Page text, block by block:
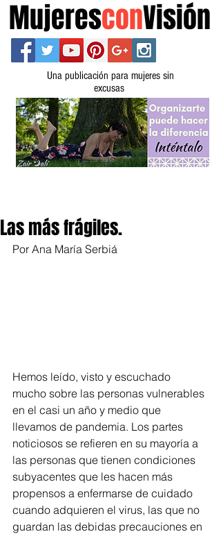
MujeresconVisión
Una publicación para mujeres sin
excusas
Las más frágiles.
Por Ana María Serbiá
Hemos leído, visto y escuchado
mucho sobre las personas vulnerables
en el casi un año y medio que
llevamos de pandemia. Los partes
noticiosos se refieren en su mayoría a
las personas que tienen condiciones
subyacentes que les hacen más
propensos a enfermarse de cuidado
cuando adquieren el virus, las que no
guardan las debidas precauciones en